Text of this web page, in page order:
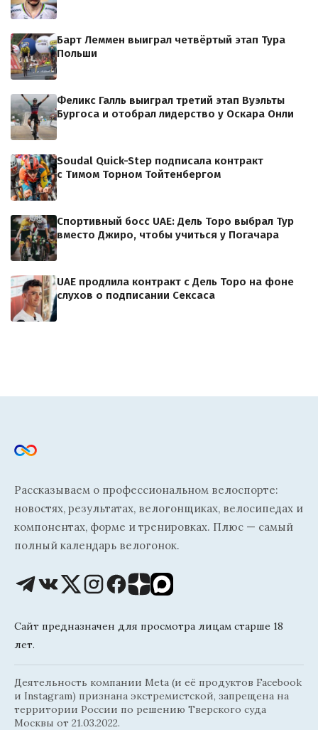
Барт Леммен выиграл четвёртый этап Тура
Польши
Феликс Галль выиграл третий этап Вуэльты
Бургоса и отобрал лидерство у Оскара Онли
Soudal Quick-Step подписала контракт
с Тимом Торном Тойтенбергом
Спортивный босс UAE: Дель Торо выбрал Тур
вместо Джиро, чтобы учиться у Погачара
UAE продлила контракт с Дель Торо на фоне
слухов о подписании Сексаса
Рассказываем о профессиональном велоспорте:
новостях, результатах, велогонщиках, велосипедах и
компонентах, форме и тренировках. Плюс — самый
полный календарь велогонок.
Сайт предназначен для просмотра лицам старше 18
лет.
Деятельность компании Meta (и её продуктов Facebook
и Instagram) признана экстремистской, запрещена на
территории России по решению Тверского суда
Москвы от 21.03.2022.